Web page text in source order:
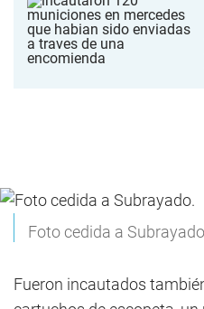
Foto cedida a
Fueron incautados